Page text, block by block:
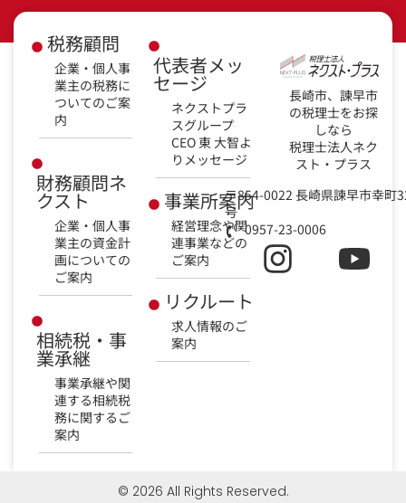
税務顧問
企業・個人事
業主の税務に
ついてのご案
内
財務顧問ネ
クスト
企業・個人事
業主の資金計
画についての
ご案内
相続税・事
業承継
事業承継や関
連する相続税
務に関するご
案内
代表者メッ
セージ
ネクストプラ
スグループ
CEO 東 大智よ
りメッセージ
事業所案内
経営理念や関
連事業などの
ご案内
リクルート
求人情報のご
案内
長崎市、諫早市
の税理士をお探
しなら
税理士法人ネク
スト・プラス
〒854-0022 長崎県諫早市幸町
号
0957-23-0006
© 2026 All Rights Reserved.